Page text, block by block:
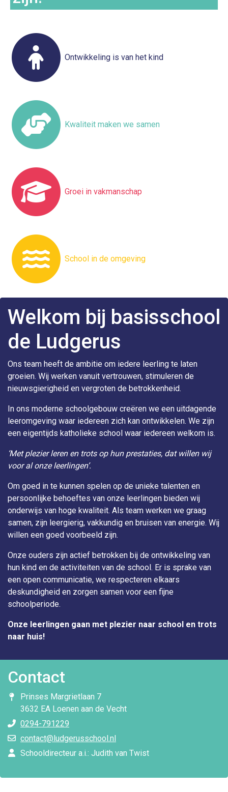
Ontwikkeling is van het kind
Kwaliteit maken we samen
Groei in vakmanschap
School in de omgeving
Welkom bij basisschool
de Ludgerus
Ons team heeft de ambitie om iedere leerling te laten
groeien. Wij werken vanuit vertrouwen, stimuleren de
nieuwsgierigheid en vergroten de betrokkenheid.
In ons moderne schoolgebouw creëren we een uitdagende
leeromgeving waar iedereen zich kan ontwikkelen. We zijn
een eigentijds katholieke school waar iedereen welkom is.
‘Met plezier leren en trots op hun prestaties, dat willen wij
voor al onze leerlingen’.
Om goed in te kunnen spelen op de unieke talenten en
persoonlijke behoeftes van onze leerlingen bieden wij
onderwijs van hoge kwaliteit. Als team werken we graag
samen, zijn leergierig, vakkundig en bruisen van energie. Wij
willen een goed voorbeeld zijn.
Onze ouders zijn actief betrokken bij de ontwikkeling van
hun kind en de activiteiten van de school. Er is sprake van
een open communicatie, we respecteren elkaars
deskundigheid en zorgen samen voor een fijne
schoolperiode.
Onze leerlingen gaan met plezier naar school en trots
naar huis!
Contact
Prinses Margrietlaan 7
3632 EA Loenen aan de Vecht
0294-791229
contact@ludgerusschool.nl
Schooldirecteur a.i.: Judith van Twist